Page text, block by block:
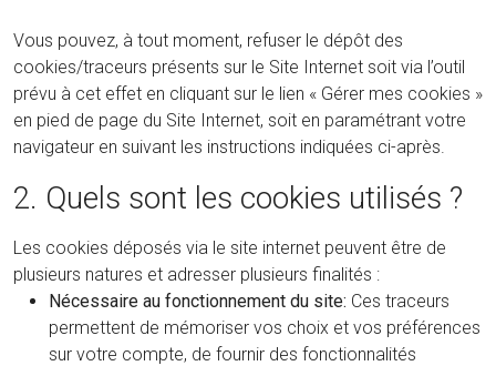
Vous pouvez, à tout moment, refuser le dépôt des
cookies/traceurs présents sur le Site Internet soit via l’outil
prévu à cet effet en cliquant sur le lien « Gérer mes cookies »
en pied de page du Site Internet, soit en paramétrant votre
navigateur en suivant les instructions indiquées ci-après.
2. Quels sont les cookies utilisés ?
Les cookies déposés via le site internet peuvent être de
plusieurs natures et adresser plusieurs finalités :
Nécessaire au fonctionnement du site: Ces traceurs
permettent de mémoriser vos choix et vos préférences
sur votre compte, de fournir des fonctionnalités